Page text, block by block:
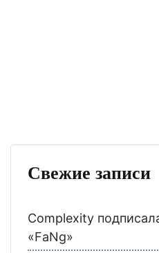
Свежие записи
Complexity
«FaNg»